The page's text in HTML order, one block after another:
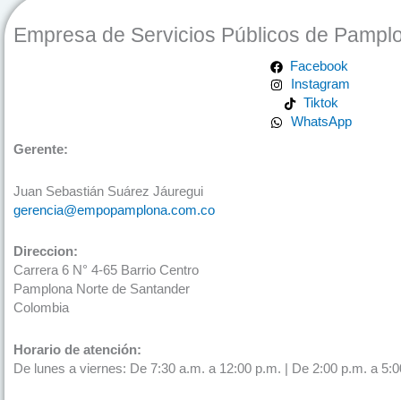
Empresa de Servicios Públicos de
Facebook
Instagram
Tiktok
WhatsApp
Gerente:
Juan Sebastián Suárez Jáuregui
gerencia@empopamplona.com.co
Direccion:
Carrera 6 N° 4-65 Barrio Centro
Pamplona Norte de Santander
Colombia
Horario de atención:
De lunes a viernes: De 7:30 a.m. a 12:00 p.m. | De 2:00 p.m. a